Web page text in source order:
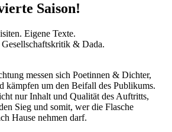
Saison!
Eigene Texte.
& Dada.
messen sich Poetinnen & Dichter,
kämpfen um den Beifall des Publikums.
nur Inhalt und Qualität des Auftritts,
Sieg und somit, wer die Flasche
Hause nehmen darf.